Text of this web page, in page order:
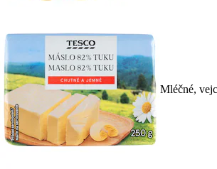
Mléčné,